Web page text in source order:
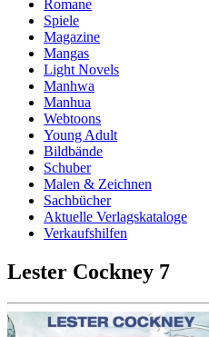
Romane
Spiele
Magazine
Mangas
Light Novels
Manhwa
Manhua
Webtoons
Young Adult
Bildbände
Schuber
Malen & Zeichnen
Sachbücher
Aktuelle Verlagskataloge
Verkaufshilfen
Lester Cockney 7